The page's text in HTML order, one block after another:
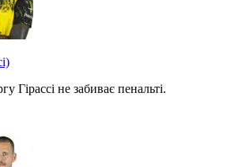
Гірассі не забиває пенальті.